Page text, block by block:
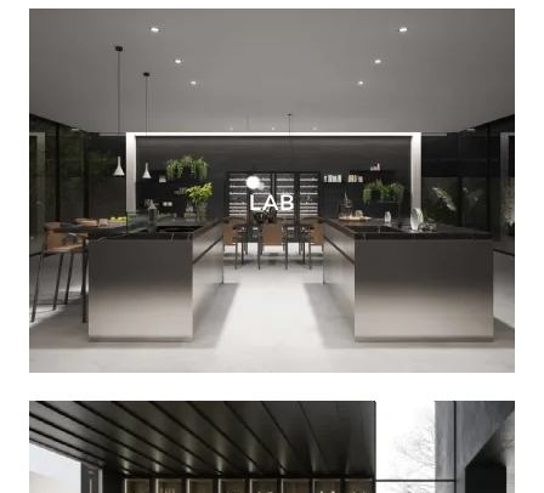
LAB